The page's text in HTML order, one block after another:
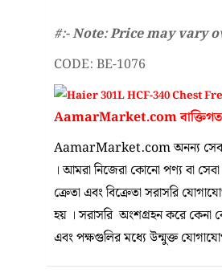
#:- Note: Price may vary
CODE: BE-1076
AamarMarket.com
AamarMarket.com অনন্য
। আমরা নিজেরা কোনো পণ্য বা সেবা
ক্রেতা এবং বিক্রেতা সরাসরি
হয় । সরাসরি অংশগ্রহন করে কেনা
এবং পক্ষগুলির মধ্যে উন্মুক্ত